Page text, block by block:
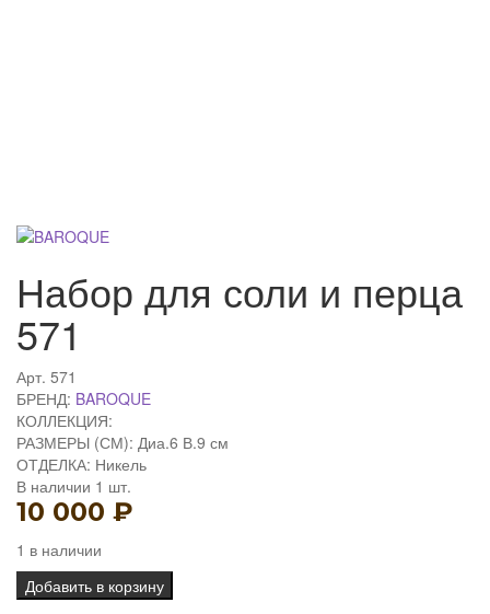
Набор для соли и перца
571
Арт. 571
БРЕНД: BAROQUE
КОЛЛЕКЦИЯ:
РАЗМЕРЫ (СМ): Диа.6 В.9 см
ОТДЕЛКА: Никель
В наличии 1 шт.
10 000 ₽
1 в наличии
Добавить в корзину